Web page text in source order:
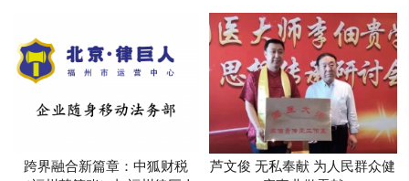
跨界融合新篇章：中狐财税
芦文俊 无私奉献 为人民群众健